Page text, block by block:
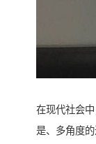
在现代社会
是、多角度